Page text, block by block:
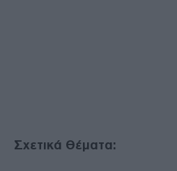
Σχετικά Θέματα: